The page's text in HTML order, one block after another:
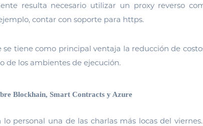
resulta necesario utilizar un proxy reverso
contar con soporte para https.
se tiene como principal ventaja la reducción de
de los ambientes de ejecución.
Blockhain, Smart Contracts y Azure
lo personal una de las charlas más locas del